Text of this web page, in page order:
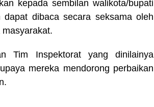
kepada sembilan walikota/bupati
dibaca secara seksama oleh
Tim Inspektorat yang dinilainya
mereka mendorong perbaikan